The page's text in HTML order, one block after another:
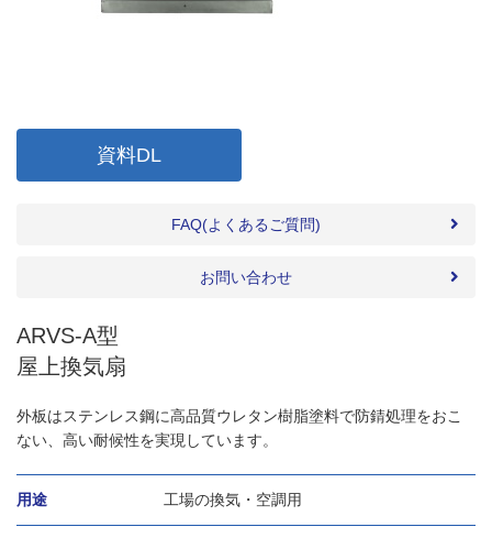
資料DL
FAQ(よくあるご質問)
お問い合わせ
ARVS-A型
屋上換気扇
外板はステンレス鋼に高品質ウレタン樹脂塗料で防錆処理をおこ
ない、高い耐候性を実現しています。
用途 工場の換気・空調用